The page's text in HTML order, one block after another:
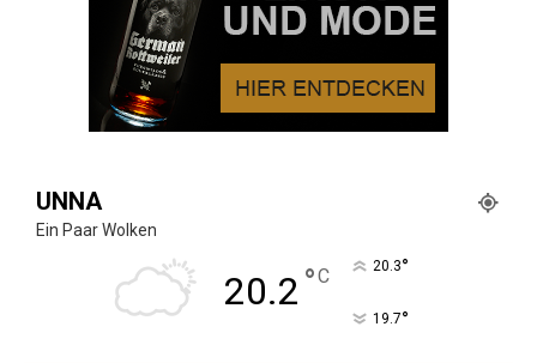
UNNA
Ein Paar Wolken
20.2 °C 20.3°
19.7°